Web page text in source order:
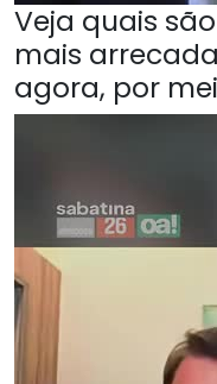
Veja quais
mais
agora, por